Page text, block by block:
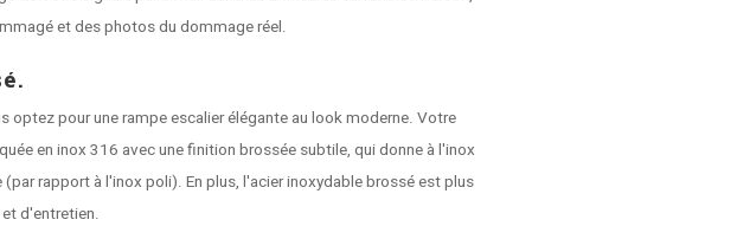
et des photos du dommage réel.
optez pour une rampe escalier élégante au look moderne. Votre
en inox 316 avec une finition brossée subtile, qui donne à l'inox
rapport à l'inox poli). En plus, l'acier inoxydable brossé est plus
d'entretien.